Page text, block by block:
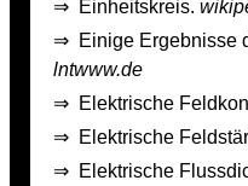
⇒ Einheitskreis.
⇒ Einige Ergebnisse
lntwww.de
⇒ Elektrische
⇒ Elektrische
⇒ Elektrische